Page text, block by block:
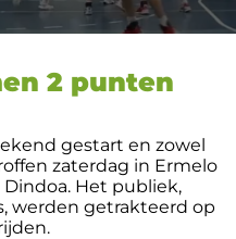
2 punten
gestart en zowel
zaterdag in Ermelo
Het publiek,
werden getrakteerd op